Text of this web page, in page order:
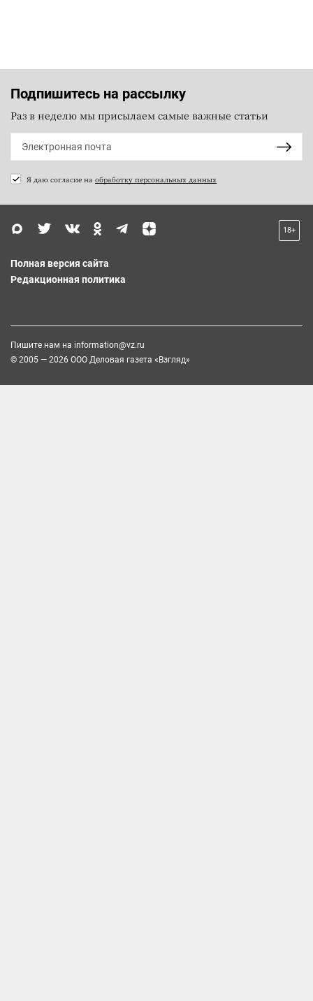
Подпишитесь на рассылку
Раз в неделю мы присылаем самые важные статьи
Я даю согласие на обработку персональных данных
18+
Полная версия сайта
Редакционная политика
Пишите нам на information@vz.ru
© 2005 — 2026 ООО Деловая газета «Взгляд»